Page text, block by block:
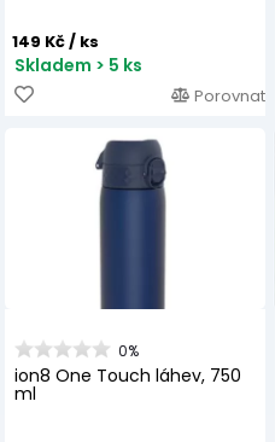
149 Kč/ ks
Skladem > 5 ks
Porovnat
0%
ion8 One Touch láhev, 750
ml